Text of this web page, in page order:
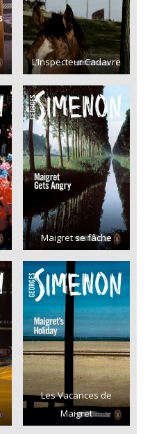
L’Inspecteur Cadavre
Maigret se fâche
Les Vacances de
Maigret